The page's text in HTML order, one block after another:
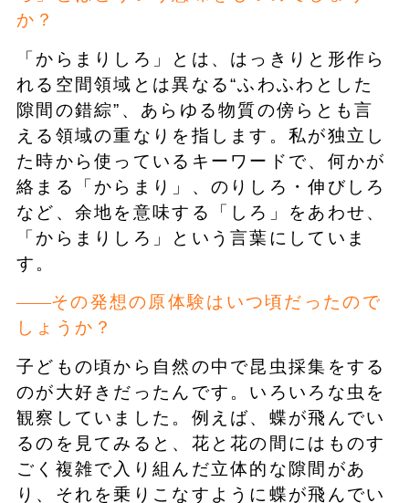
か？
「からまりしろ」とは、はっきりと形作ら
れる空間領域とは異なる“ふわふわとした
隙間の錯綜”、あらゆる物質の傍らとも言
える領域の重なりを指します。私が独立し
た時から使っているキーワードで、何かが
絡まる「からまり」、のりしろ・伸びしろ
など、余地を意味する「しろ」をあわせ、
「からまりしろ」という言葉にしていま
す。
その発想の原体験はいつ頃だったので
しょうか？
子どもの頃から自然の中で昆虫採集をする
のが大好きだったんです。いろいろな虫を
観察していました。例えば、蝶が飛んでい
るのを見てみると、花と花の間にはものす
ごく複雑で入り組んだ立体的な隙間があ
り、それを乗りこなすように蝶が飛んでい